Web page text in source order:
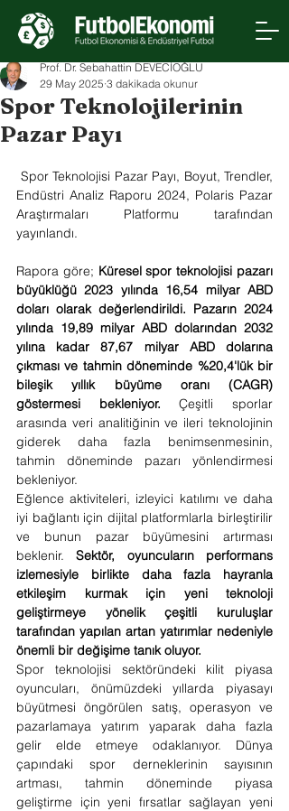
Spor Teknolojilerinin
Pazar Payı
Prof. Dr. Sebahattin DEVECİOĞLU
29 May 2025 3 dakikada okunur
Endüstri Analiz Raporu 2024, Polaris Pazar
Araştırmaları Platformu tarafından
yayınlandı.
Rapora göre; Küresel spor teknolojisi pazarı
büyüklüğü 2023 yılında 16,54 milyar ABD
doları olarak değerlendirildi. Pazarın 2024
yılında 19,89 milyar ABD dolarından 2032
yılına kadar 87,67 milyar ABD dolarına
çıkması ve tahmin döneminde %20,4'lük bir
bileşik yıllık büyüme oranı (CAGR)
göstermesi bekleniyor. Çeşitli sporlar
arasında veri analitiğinin ve ileri teknolojinin
giderek daha fazla benimsenmesinin,
tahmin döneminde pazarı yönlendirmesi
bekleniyor.
Eğlence aktiviteleri, izleyici katılımı ve daha
iyi bağlantı için dijital platformlarla birleştirilir
ve bunun pazar büyümesini artırması
beklenir. Sektör, oyuncuların performans
izlemesiyle birlikte daha fazla hayranla
etkileşim kurmak için yeni teknoloji
geliştirmeye yönelik çeşitli kuruluşlar
tarafından yapılan artan yatırımlar nedeniyle
önemli bir değişime tanık oluyor.
Spor teknolojisi sektöründeki kilit piyasa
oyuncuları, önümüzdeki yıllarda piyasayı
büyütmesi öngörülen satış, operasyon ve
pazarlamaya yatırım yaparak daha fazla
gelir elde etmeye odaklanıyor. Dünya
çapındaki spor derneklerinin sayısının
artması, tahmin döneminde piyasa
geliştirme için yeni fırsatlar sağlayan yeni